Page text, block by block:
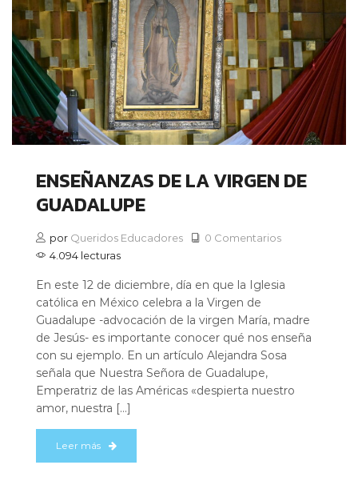
ENSEÑANZAS DE LA VIRGEN DE
GUADALUPE
por Queridos Educadores
0 Comentarios
4.094 lecturas
En este 12 de diciembre, día en que la Iglesia
católica en México celebra a la Virgen de
Guadalupe -advocación de la virgen María, madre
de Jesús- es importante conocer qué nos enseña
con su ejemplo. En un artículo Alejandra Sosa
señala que Nuestra Señora de Guadalupe,
Emperatriz de las Américas «despierta nuestro
amor, nuestra […]
Leer más